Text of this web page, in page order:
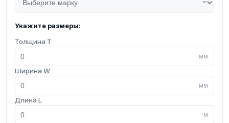
Укажите размеры:
Толщина T
мм
Ширина W
мм
Длина L
м